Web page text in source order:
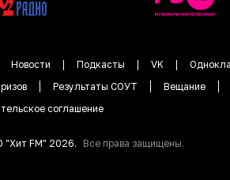
Новости Подкасты VK
Результаты СОУТ Вещание
соглашение
"Хит FM" 2026. Все права защищены.